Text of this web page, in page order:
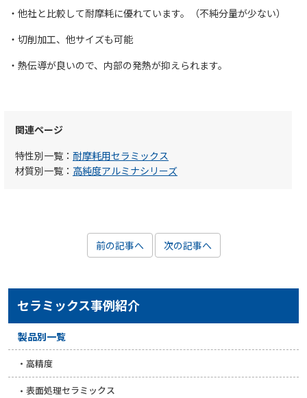
・他社と比較して耐摩耗に優れています。（不純分量が少ない）
・切削加工、他サイズも可能
・熱伝導が良いので、内部の発熱が抑えられます。
関連ページ
特性別一覧： 耐摩耗用セラミックス
材質別一覧： 高純度アルミナシリーズ
前の記事へ 次の記事へ
セラミックス事例紹介
製品別一覧
高精度
表面処理セラミックス